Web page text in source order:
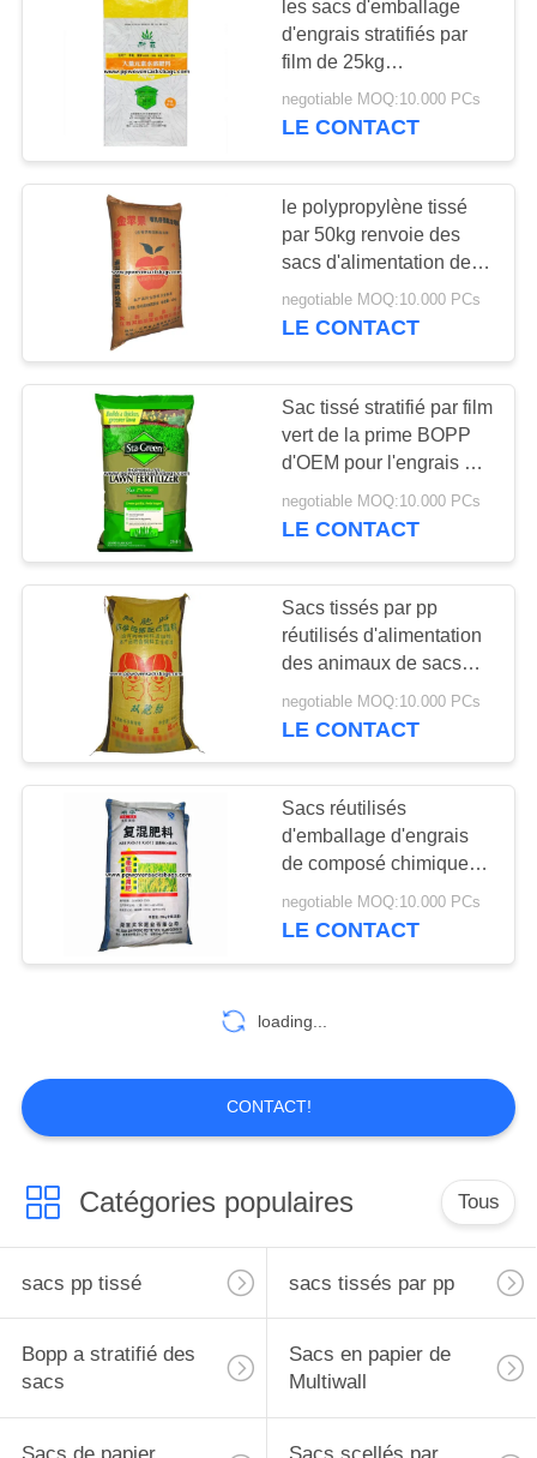
d'aluminium
Sacs scellés par
valve
7
sacs en vrac de fibc
Sacs d'emballage
de ciment
sacs d'alimentation
18
sacs d'emballage
d'engrais
19
les sacs d'emballage
d'engrais stratifiés par
film de 25kg
BOPP/Bopp de
empaquetage agricole
negotiable MOQ:10.000 PCs
LE CONTACT
le polypropylène tissé
par 50kg renvoie des
sacs d'alimentation des
animaux avec 25kg de
impression adapté aux
negotiable MOQ:10.000 PCs
LE CONTACT
Sac tissé stratifié par film
vert de la prime BOPP
d'OEM pour l'engrais de
emballage de pelouse
negotiable MOQ:10.000 PCs
LE CONTACT
Sacs tissés par pp
réutilisés d'alimentation
des animaux de sacs
avec l'écran en soie,
impression de transfert
negotiable MOQ:10.000 PCs
LE CONTACT
Sacs réutilisés
d'emballage d'engrais
de composé chimique
tissés par pp pour la
graine/alimentation/ciment
negotiable MOQ:10.000 PCs
LE CONTACT
loading...
CONTACT!
Catégories populaires Tous
sacs pp tissé sacs tissés par pp
Bopp a stratifié des
sacs
Sacs en papier de
Multiwall